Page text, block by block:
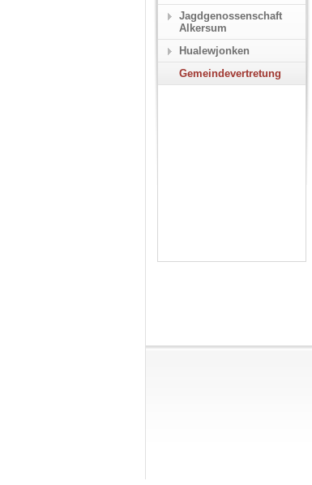
Jagdgenossenschaft
Alkersum
Hualewjonken
Gemeindevertretung